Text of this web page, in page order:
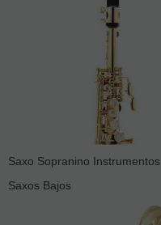
Saxo Sopranino Instrumentos
Saxos Bajos